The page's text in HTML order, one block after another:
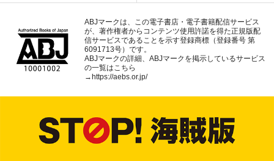
ABJマークは、この電子書店・電子書籍配信サービス
が、著作権者からコンテンツ使用許諾を得た正規版配
信サービスであることを示す登録商標（登録番号 第
6091713号）です。
ABJマークの詳細、ABJマークを掲示しているサービス
の一覧はこちら
→ https://aebs.or.jp/